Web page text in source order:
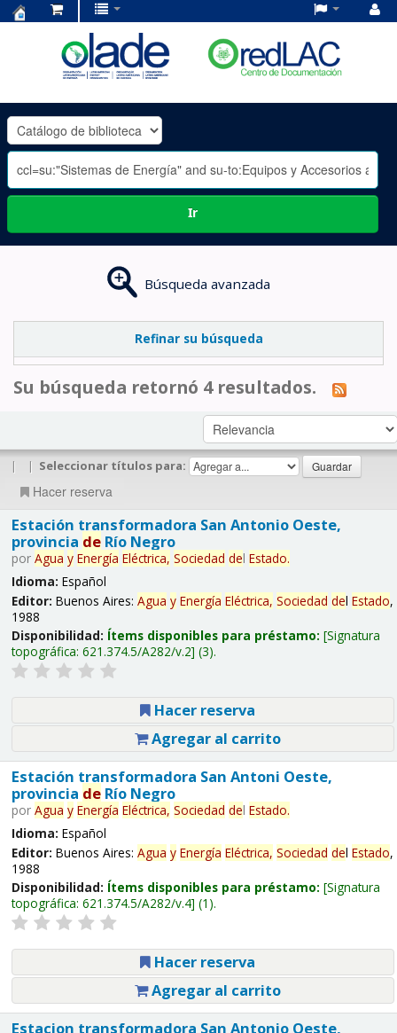
OLADE
-
Ir
Búsqueda avanzada
Refinar su búsqueda
Su búsqueda retornó 4 resultados.
| | Seleccionar títulos para:
Hacer reserva
Estación transformadora San Antonio Oeste,
provincia deRío Negro
por Agua y Energía Eléctrica, Sociedad del Estado.
Idioma: Español
Editor: Buenos Aires: Agua y Energía Eléctrica, Sociedad del Estado,
1988
Disponibilidad: Ítems disponibles para préstamo: Signatura
topográfica: 621.374.5/A282/v.2 (3).
Hacer reserva
Agregar al carrito
Estación transformadora San Antoni Oeste,
provincia deRío Negro
por Agua y Energía Eléctrica, Sociedad del Estado.
Idioma: Español
Editor: Buenos Aires: Agua y Energía Eléctrica, Sociedad del Estado,
1988
Disponibilidad: Ítems disponibles para préstamo: Signatura
topográfica: 621.374.5/A282/v.4 (1).
Hacer reserva
Agregar al carrito
Estacion transformadora San Antonio Oeste,